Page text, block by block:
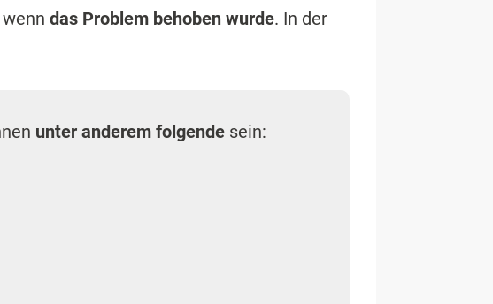
das Problem behoben wurde. In der
unter anderem folgende sein: